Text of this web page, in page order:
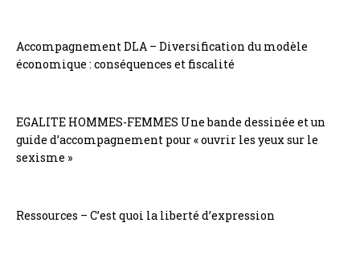
Accompagnement DLA – Diversification du modèle
économique : conséquences et fiscalité
EGALITE HOMMES-FEMMES Une bande dessinée et un
guide d’accompagnement pour « ouvrir les yeux sur le
sexisme »
Ressources – C’est quoi la liberté d’expression